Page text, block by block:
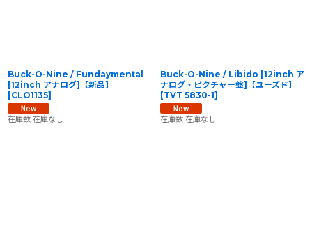
Buck-O-Nine / Fundaymental
[12inch アナログ]【新品】
[CLO1135]
在庫数 在庫なし
Buck-O-Nine / Libido [12inch ア
ナログ・ピクチャー盤]【ユーズド】
[TVT 5830-1]
在庫数 在庫なし